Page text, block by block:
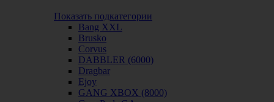
Показать подкатегории
Bang XXL
Brusko
Corvus
DABBLER (6000)
Dragbar
Ejoy
GANG XBOX (8000)